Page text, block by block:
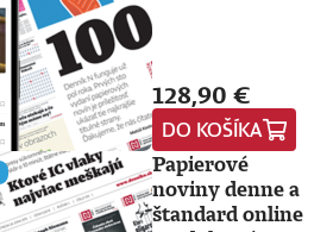
128,90 €
DO KOŠÍKA
Papierové
noviny denne a
štandard online